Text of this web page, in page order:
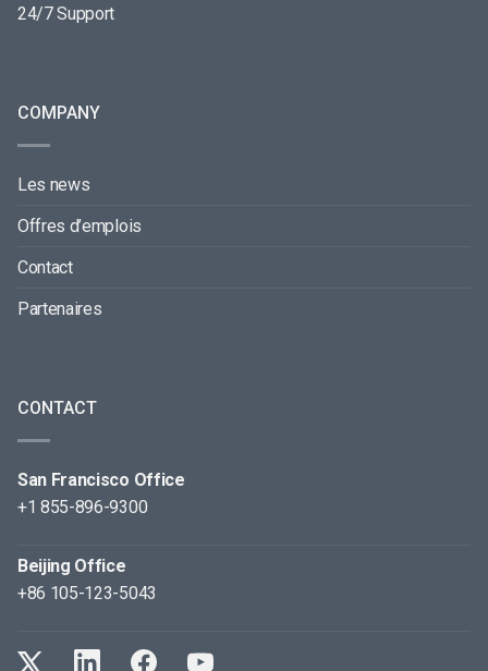
24/7 Support
COMPANY
Les news
Offres d’emplois
Contact
Partenaires
CONTACT
San Francisco Office
+1 855-896-9300
Beijing Office
+86 105-123-5043